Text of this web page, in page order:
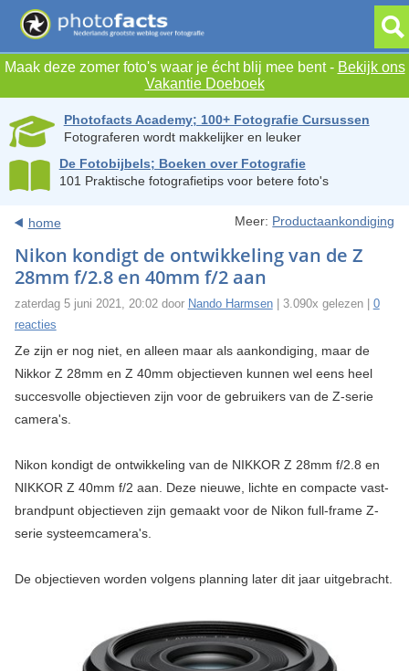
Maak deze zomer foto's waar je écht blij mee bent - Bekijk ons
Vakantie Doeboek
Photofacts Academy; 100+ Fotografie Cursussen
Fotograferen wordt makkelijker en leuker
De Fotobijbels; Boeken over Fotografie
101 Praktische fotografietips voor betere foto's
home Meer: Productaankondiging
Nikon kondigt de ontwikkeling van de Z
28mm f/2.8 en 40mm f/2 aan
zaterdag 5 juni 2021, 20:02 door Nando Harmsen| 3.090x gelezen | 0
reacties
Ze zijn er nog niet, en alleen maar als aankondiging, maar de
Nikkor Z 28mm en Z 40mm objectieven kunnen wel eens heel
succesvolle objectieven zijn voor de gebruikers van de Z-serie
camera's.
Nikon kondigt de ontwikkeling van de NIKKOR Z 28mm f/2.8 en
NIKKOR Z 40mm f/2 aan. Deze nieuwe, lichte en compacte vast-
brandpunt objectieven zijn gemaakt voor de Nikon full-frame Z-
serie systeemcamera's.
De objectieven worden volgens planning later dit jaar uitgebracht.